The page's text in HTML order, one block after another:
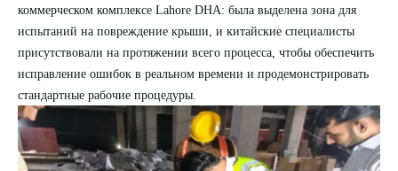
коммерческом комплексе Lahore DHA: была выделена зона для
испытаний на повреждение крыши, и китайские специалисты
присутствовали на протяжении всего процесса, чтобы обеспечить
исправление ошибок в реальном времени и продемонстрировать
стандартные рабочие процедуры.